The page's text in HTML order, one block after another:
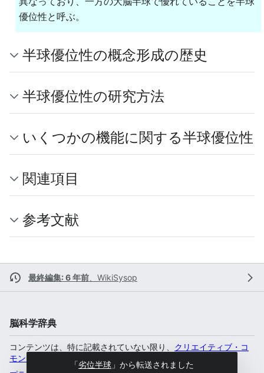
優位性と呼ぶ。
半球優位性の概念形成の歴史
半球優位性の研究方法
いくつかの機能に関する半球優位性
関連項目
参考文献
最終編集: 6 年前 WikiSysop
脳科学辞典
コンテンツは、特に記載されていない限り、 クリエイティブ・コ
モンズ 表示-非営利-継承 4.0 国際
「劣位半球」から転送されました